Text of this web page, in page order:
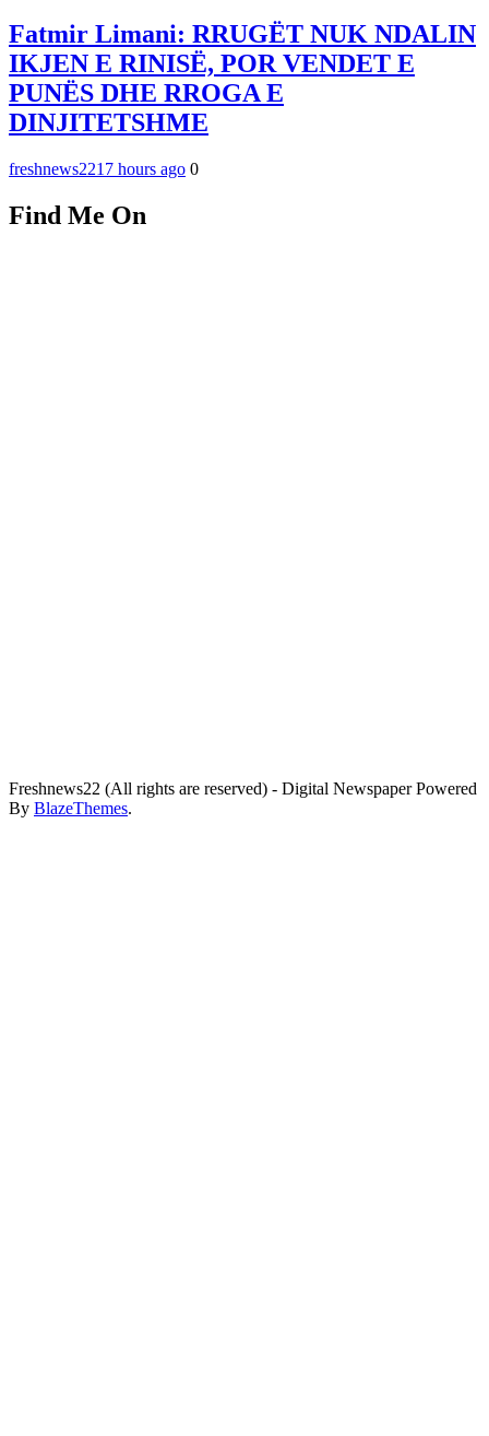
Fatmir Limani: RRUGËT NUK NDALIN
IKJEN E RINISË, POR VENDET E
PUNËS DHE RROGA E
DINJITETSHME
freshnews2217 hours ago 0
Find Me On
Freshnews22 (All rights are reserved) - Digital Newspaper Powered
By BlazeThemes.